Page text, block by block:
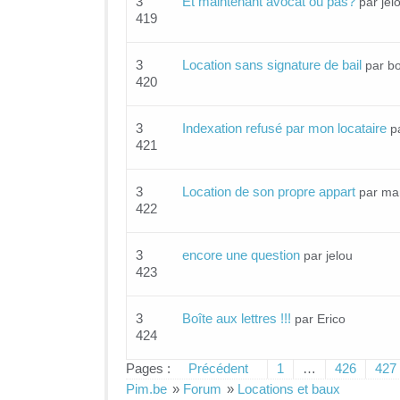
419
3
420
Location sans signature de bail par
3
421
Indexation refusé par mon locataire
3
422
Location de son propre appart par
3
423
encore une question par jelou
3
424
Boîte aux lettres !!! par Erico
Pages : Précédent 1 … 426
427
Pim.be » Forum » Locations et baux